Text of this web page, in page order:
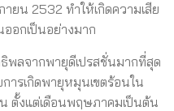
ยน 2532 ทำให้เกิดความเสีย
อกเป็นอย่างมาก
พลจากพายุดีเปรสชั่นมากที่สุด
ารเกิดพายุหมุนเขตร้อนใน
น ตั้งแต่เดือนพฤษภาคมเป็นต้น